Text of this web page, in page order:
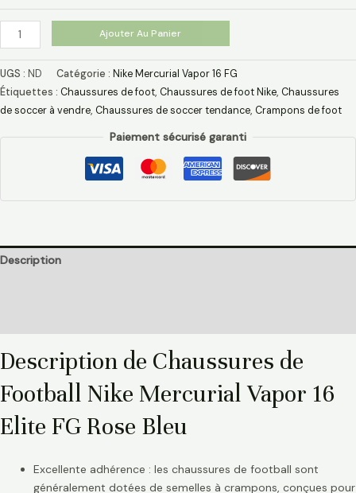
Ajouter Au Panier
UGS : ND Catégorie : Nike Mercurial Vapor 16 FG
Étiquettes : Chaussures de foot, Chaussures de foot Nike, Chaussures
de soccer à vendre, Chaussures de soccer tendance, Crampons de foot
Paiement sécurisé garanti
Description
Description de Chaussures de
Football Nike Mercurial Vapor 16
Elite FG Rose Bleu
Excellente adhérence : les chaussures de football sont
généralement dotées de semelles à crampons, conçues pour